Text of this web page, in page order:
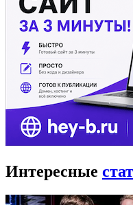
Интересные